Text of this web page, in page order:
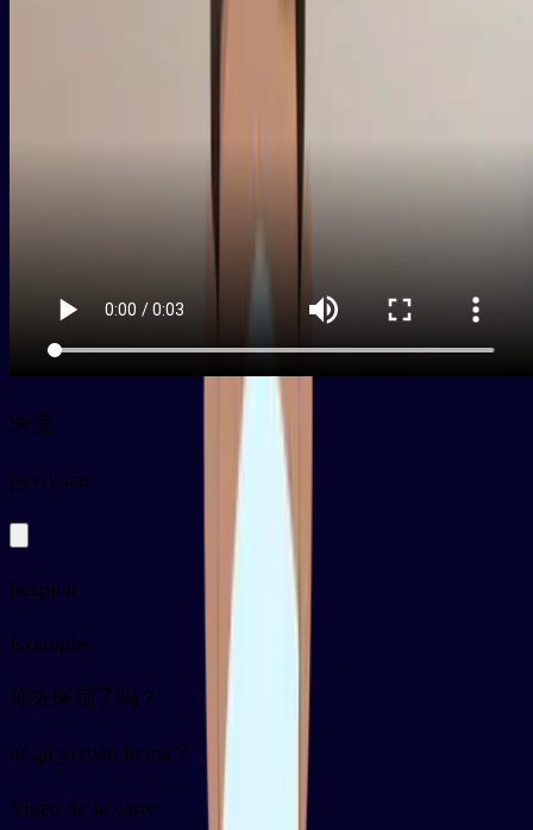
医院
pyyīyuàn
hospital
Exemples
你去医院了吗？
nǐ qù yīyuàn le ma？
Vidéo de la carte